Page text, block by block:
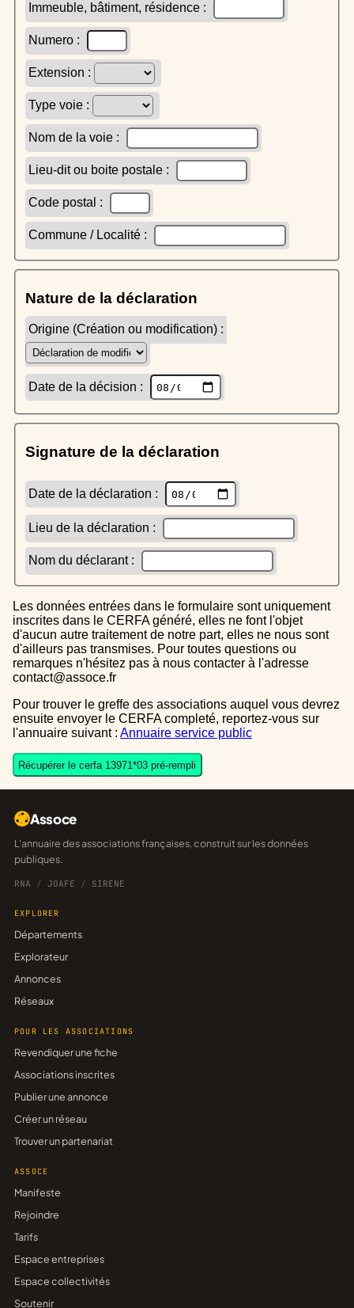
Immeuble, bâtiment, résidence :
Numero :
Extension :
Type voie :
Nom de la voie :
Lieu-dit ou boite postale :
Code postal :
Commune / Localité :
Nature de la déclaration
Origine (Création ou modification) :
Date de la décision :
Signature de la déclaration
Date de la déclaration :
Lieu de la déclaration :
Nom du déclarant :
Les données entrées dans le formulaire sont uniquement
inscrites dans le CERFA généré, elles ne font l'objet
d'aucun autre traitement de notre part, elles ne nous sont
d'ailleurs pas transmises. Pour toutes questions ou
remarques n'hésitez pas à nous contacter à l'adresse
contact@assoce.fr
Pour trouver le greffe des associations auquel vous devrez
ensuite envoyer le CERFA completé, reportez-vous sur
l'annuaire suivant : Annuaire service public
Récupérer le cerfa 13971*03 pré-rempli
Assoce
L'annuaire des associations françaises, construit sur les données
publiques.
RNA / JOAFE / SIRENE
EXPLORER
Départements
Explorateur
Annonces
Réseaux
POUR LES ASSOCIATIONS
Revendiquer une fiche
Associations inscrites
Publier une annonce
Créer un réseau
Trouver un partenariat
ASSOCE
Manifeste
Rejoindre
Tarifs
Espace entreprises
Espace collectivités
Soutenir